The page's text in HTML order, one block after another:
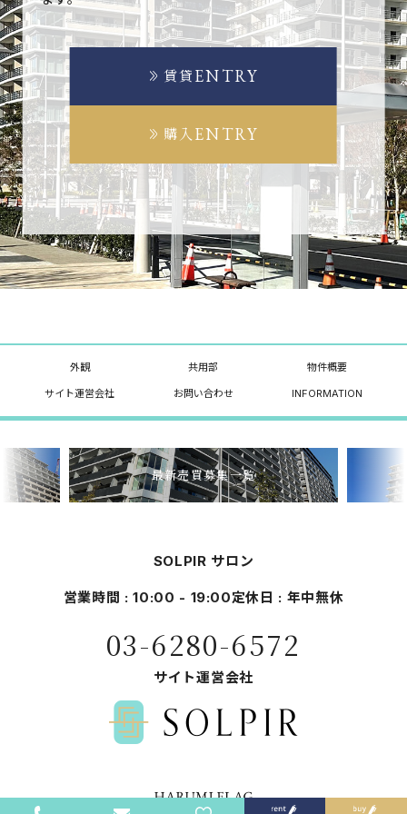
賃貸 ENTRY
購入 ENTRY
外観 共用部 物件概要
サイト運営会社 お問い合わせ INFORMATION
最新売買募集一覧
SOLPIR サロン
営業時間 : 10:00 - 19:00定休日 : 年中無休
03-6280-6572
サイト運営会社